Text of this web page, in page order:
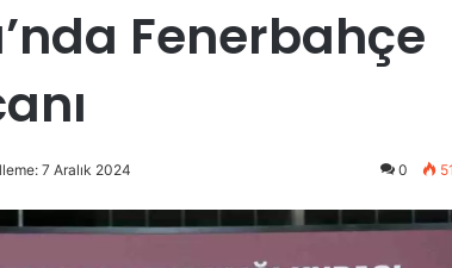
Fenerbahçe
7 Aralık 2024 0